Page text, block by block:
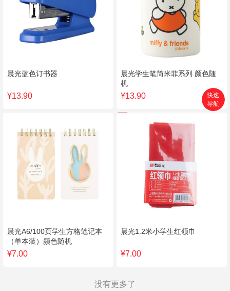
晨光蓝色订书器
¥13.90
晨光学生笔筒米菲系列 颜色随
机
¥13.90
晨光A6/100页学生方格笔记本
（单本装）颜色随机
¥7.00
晨光1.2米小学生红领巾
¥7.00
没有更多了
首页
快速
导航